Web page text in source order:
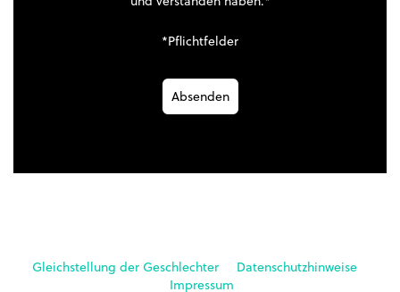
*Pflichtfelder
Gleichstellung der Geschlechter
Datenschutzhinweise
Impressum